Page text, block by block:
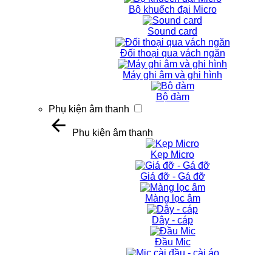
Bộ khuếch đại Micro
Sound card
Đối thoại qua vách ngăn
Máy ghi âm và ghi hình
Bộ đàm
Phụ kiện âm thanh
Phụ kiện âm thanh
Kẹp Micro
Giá đỡ - Gá đỡ
Màng lọc âm
Dây - cáp
Đầu Mic